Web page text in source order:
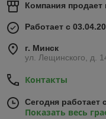
Компания продает
Работает с
г. Минск
ул. Лещинского, д.
Контакты
Сегодня работает
Показать весь